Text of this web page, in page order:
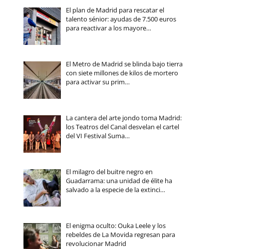
El plan de Madrid para rescatar el
talento sénior: ayudas de 7.500 euros
para reactivar a los mayore…
El Metro de Madrid se blinda bajo tierra
con siete millones de kilos de mortero
para activar su prim…
La cantera del arte jondo toma Madrid:
los Teatros del Canal desvelan el cartel
del VI Festival Suma…
El milagro del buitre negro en
Guadarrama: una unidad de élite ha
salvado a la especie de la extinci…
El enigma oculto: Ouka Leele y los
rebeldes de La Movida regresan para
revolucionar Madrid